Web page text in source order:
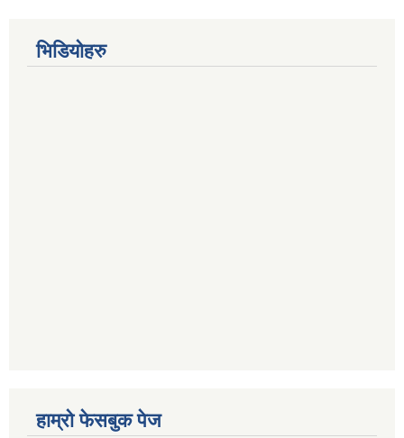
भिडियोहरु
हाम्रो फेसबुक पेज